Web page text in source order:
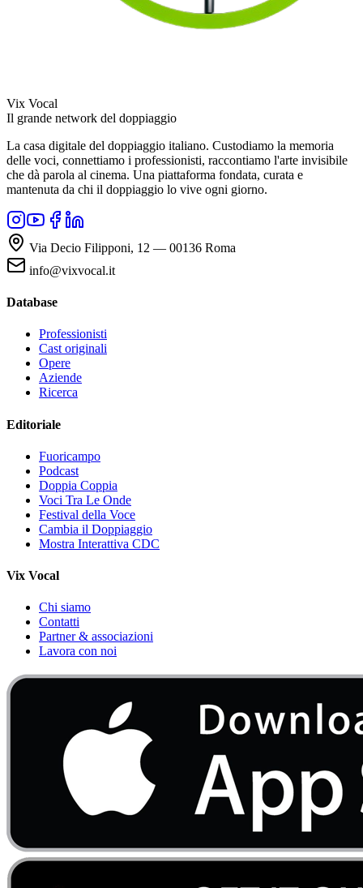
Vix Vocal
Il grande network del doppiaggio
La casa digitale del doppiaggio italiano. Custodiamo la memoria
delle voci, connettiamo i professionisti, raccontiamo l'arte invisibile
che dà parola al cinema. Una piattaforma fondata, curata e
mantenuta da chi il doppiaggio lo vive ogni giorno.
Via Decio Filipponi, 12 — 00136 Roma
info@vixvocal.it
Database
Professionisti
Cast originali
Opere
Aziende
Ricerca
Editoriale
Fuoricampo
Podcast
Doppia Coppia
Voci Tra Le Onde
Festival della Voce
Cambia il Doppiaggio
Mostra Interattiva CDC
Vix Vocal
Chi siamo
Contatti
Partner & associazioni
Lavora con noi